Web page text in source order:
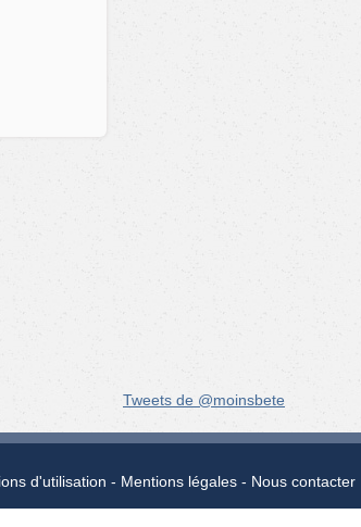
Tweets de @moinsbete
d'utilisation Mentions légales Nous contacter